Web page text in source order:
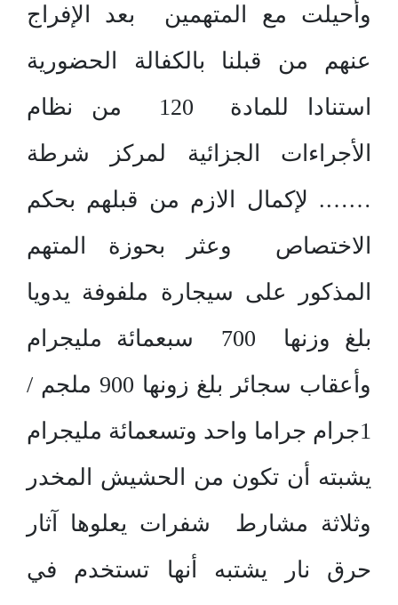
وأحيلت مع المتهمين بعد الإفراج
عنهم من قبلنا بالكفالة الحضورية
استنادا للمادة 120 من نظام
الأجراءات الجزائية لمركز شرطة
……. لإكمال الازم من قبلهم بحكم
الاختصاص وعثر بحوزة المتهم
المذكور على سيجارة ملفوفة يدويا
بلغ وزنها 700 سبعمائة مليجرام
وأعقاب سجائر بلغ زونها 900 ملجم /
1جرام جراما واحد وتسعمائة مليجرام
يشبته أن تكون من الحشيش المخدر
وثلاثة مشارط شفرات يعلوها آثار
حرق نار يشتبه أنها تستخدم في